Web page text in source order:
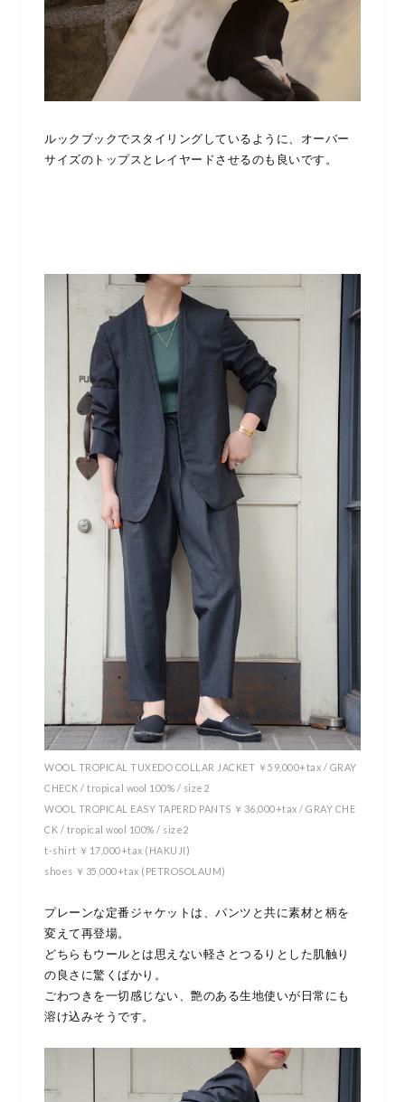
ルックブックでスタイリングしているように、オーバー
サイズのトップスとレイヤードさせるのも良いです。
WOOL TROPICAL TUXEDO COLLAR JACKET ￥59,000+tax / GRAY
CHECK / tropical wool 100% / size2
WOOL TROPICAL EASY TAPERD PANTS ￥36,000+tax / GRAY CHE
CK / tropical wool 100% / size2
t-shirt ￥17,000+tax (HAKUJI)
shoes ￥35,000+tax (PETROSOLAUM)
プレーンな定番ジャケットは、パンツと共に素材と柄を
変えて再登場。
どちらもウールとは思えない軽さとつるりとした肌触り
の良さに驚くばかり。
ごわつきを一切感じない、艶のある生地使いが日常にも
溶け込みそうです。